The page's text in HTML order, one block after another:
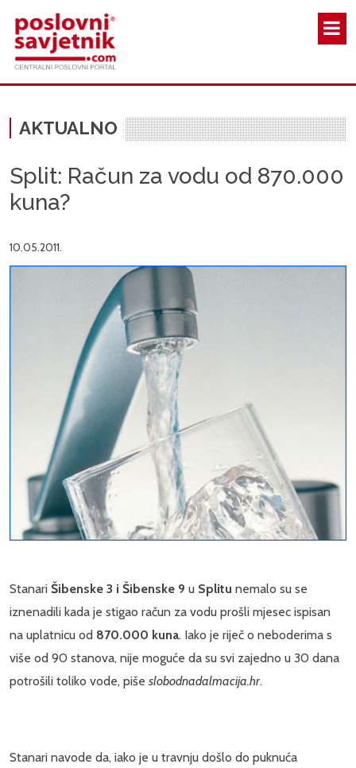
AKTUALNO
Split: Račun za vodu od 870.000
kuna?
10.05.2011.
Stanari Šibenske 3 i Šibenske 9 u Splitu nemalo su se
iznenadili kada je stigao račun za vodu prošli mjesec ispisan
na uplatnicu od 870.000 kuna. Iako je riječ o neboderima s
više od 90 stanova, nije moguće da su svi zajedno u 30 dana
potrošili toliko vode, piše slobodnadalmacija.hr.
Stanari navode da, iako je u travnju došlo do puknuća